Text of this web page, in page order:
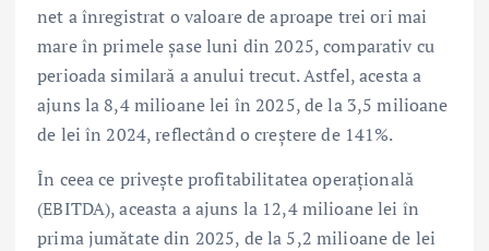
net a înregistrat o valoare de aproape trei ori mai
mare în primele șase luni din 2025, comparativ cu
perioada similară a anului trecut. Astfel, acesta a
ajuns la 8,4 milioane lei în 2025, de la 3,5 milioane
de lei în 2024, reflectând o creștere de 141%.
În ceea ce privește profitabilitatea operațională
(EBITDA), aceasta a ajuns la 12,4 milioane lei în
prima jumătate din 2025, de la 5,2 milioane de lei